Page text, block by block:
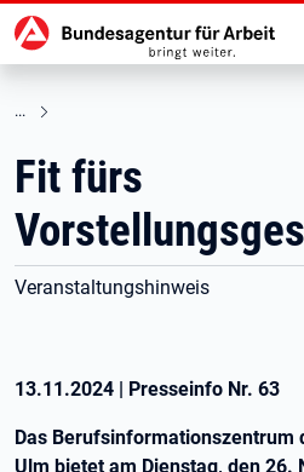
zu den Hauptinhalten springen
Hauptnavigation
Fit fürs
Veranstaltungshinweis
13.11.2024 | Presseinfo Nr. 63
Das Berufsinformationszentrum
Ulm bietet am Dienstag, den 26.